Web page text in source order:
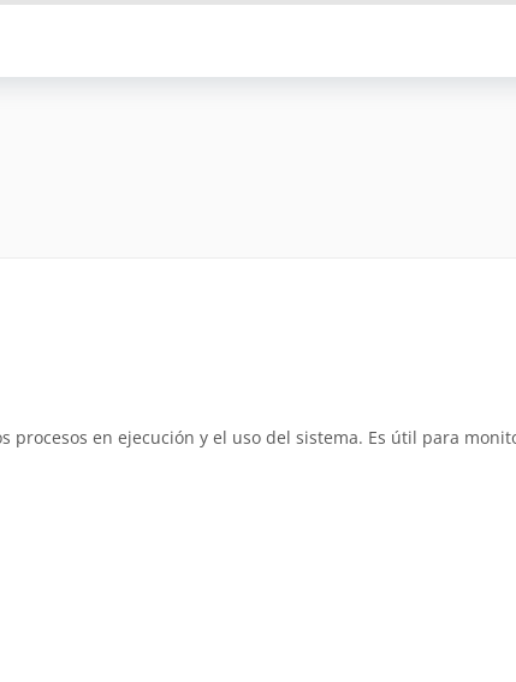
en ejecución y el uso del sistema. Es útil para